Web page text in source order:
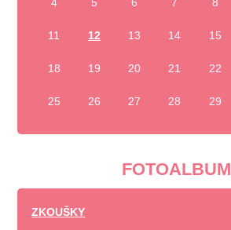
11 12 13 14 15
18 19 20 21 22
25 26 27 28 29
FOTOALBUM
ZKOUŠKY